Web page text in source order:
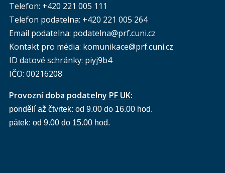
Telefon: +420 221 005 111
Telefon podatelna: +420 221 005 264
Email podatelna: podatelna@prf.cuni.cz
Kontakt pro média: komunikace@prf.cuni.cz
ID datové schránky: piyj9b4
IČO: 00216208
Provozní doba podatelny PF UK:
pondělí až čtvrtek: od 9.00 do 16.00 hod.
pátek: od 9.00 do 15.00 hod.